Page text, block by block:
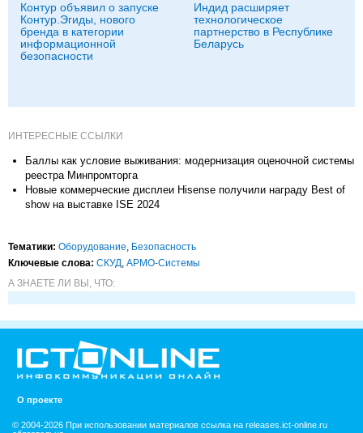
Контур объявил о запуске
Контур.Эгиды, нового
бренда в категории
информационной
безопасности
Индид расширяет
технологическое
партнерство в Республике
Беларусь
ИНТЕРЕСНЫЕ ССЫЛКИ
Баллы как условие выживания: модернизация оценочной системы
реестра Минпромторга
Новые коммерческие дисплеи Hisense получили награду Best of
show на выставке ISE 2024
Тематики: Оборудование, Безопасность
Ключевые слова: СКУД, АРМО-Системы
А ЗНАЕТЕ ЛИ ВЫ, ЧТО:
О проекте
© 2004-2026 При использовании материалов ссылка на releases.ict-online.ru